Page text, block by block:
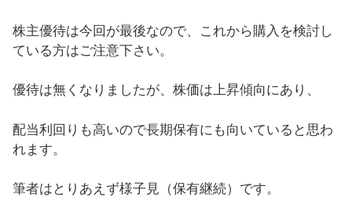
株主優待は今回が最後なので、これから購入を検討し
ている方はご注意下さい。
優待は無くなりましたが、株価は上昇傾向にあり、
配当利回りも高いので長期保有にも向いていると思わ
れます。
筆者はとりあえず様子見（保有継続）です。